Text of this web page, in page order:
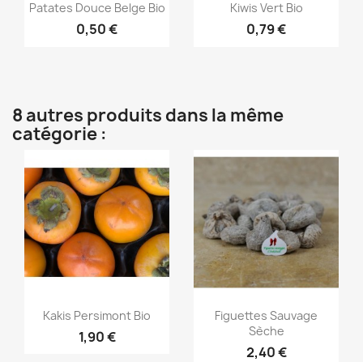
Aperçu rapide
Patates Douce Belge Bio
0,50 €
Aperçu rapide
Kiwis Vert Bio
0,79 €
8 autres produits dans la même
catégorie :
Aperçu rapide
Kakis Persimont Bio
1,90 €
Aperçu rapide
Figuettes Sauvage
Sèche
2,40 €